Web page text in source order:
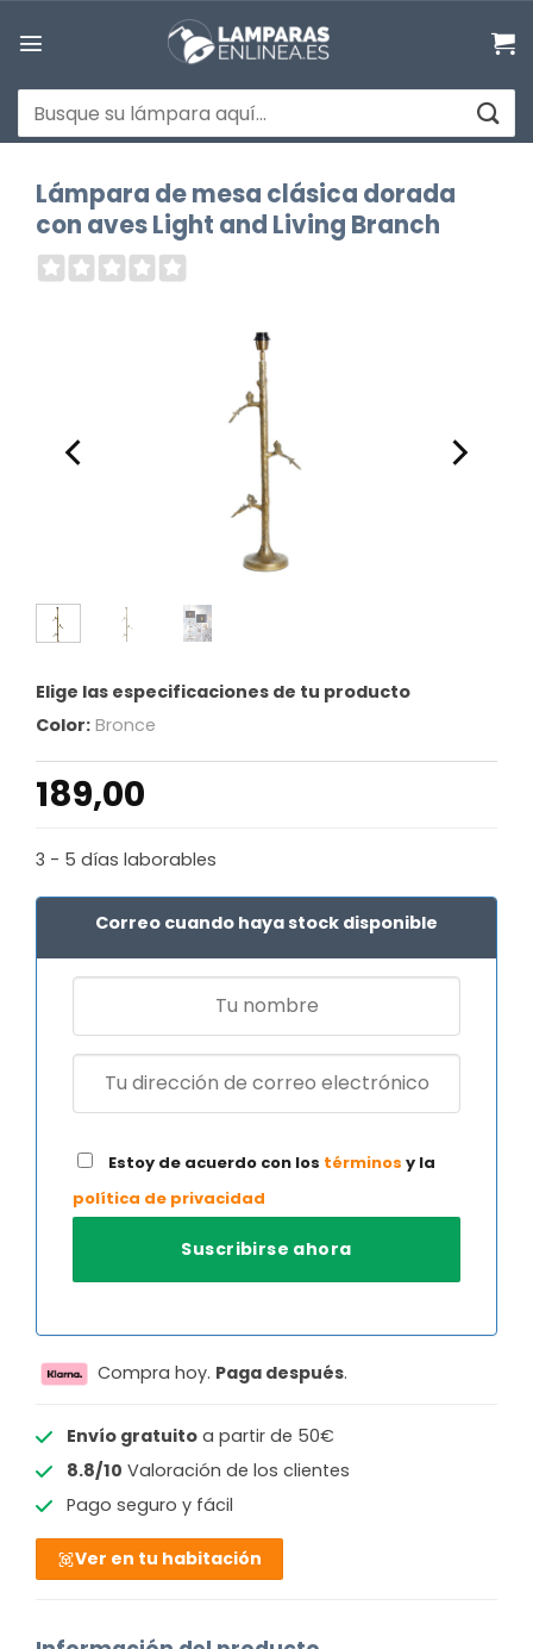
Buscar
por:
Lámpara de mesa clásica dorada
con aves Light and Living Branch
Elige las especificaciones de tu producto
Color: Bronce
189,00
3 - 5 días laborables
Correo cuando haya stock disponible
Estoy de acuerdo con los términos y la
política de privacidad
Compra hoy. Paga después.
Envío gratuitoa partir de 50€
8.8/10 Valoración de los clientes
Pago seguro y fácil
Ver en tu habitación